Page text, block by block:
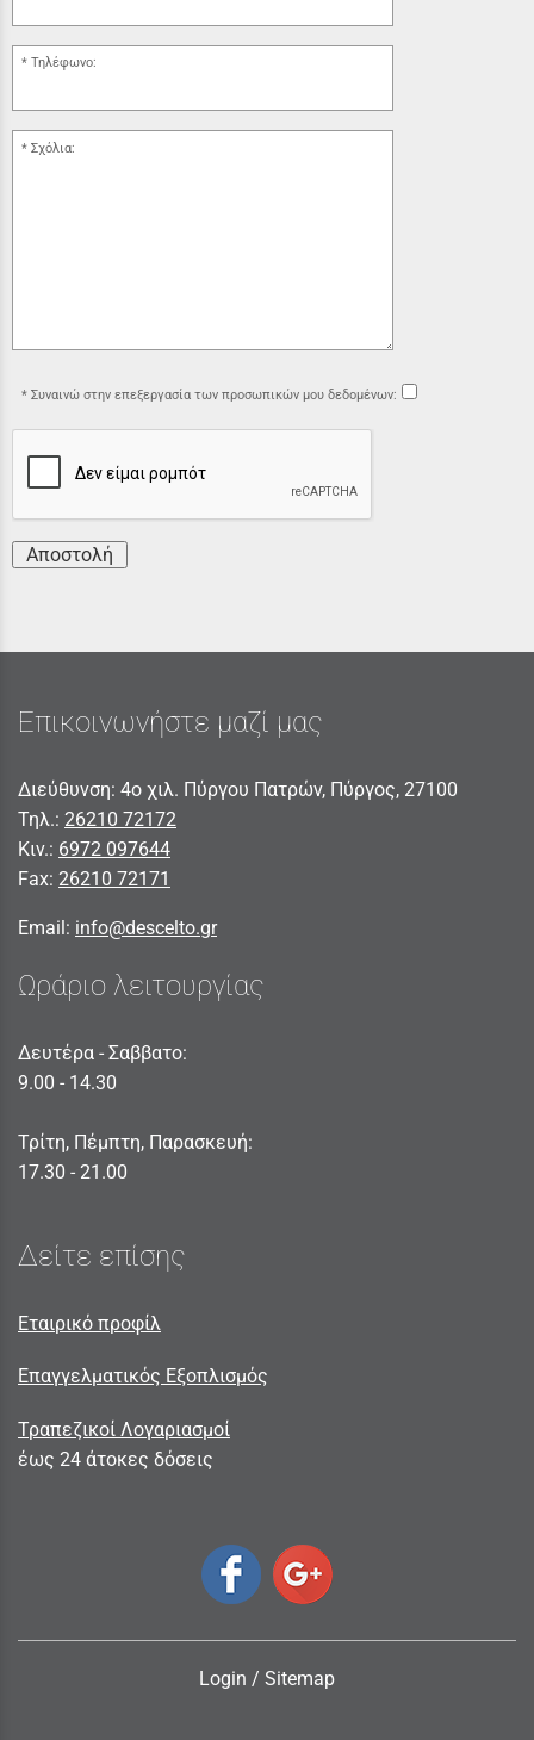
Τηλέφωνο:
Σχόλια:
Συναινώ στην επεξεργασία των προσωπικών μου δεδομένων:
Αποστολή
Επικοινωνήστε μαζί μας
Διεύθυνση: 4ο χιλ. Πύργου Πατρών, Πύργος, 27100
Τηλ.: 26210 72172
Κιν.: 6972 097644
Fax: 26210 72171
Email: info@descelto.gr
Ωράριο λειτουργίας
Δευτέρα - Σαββατο:
9.00 - 14.30
Τρίτη, Πέμπτη, Παρασκευή:
17.30 - 21.00
Δείτε επίσης
Εταιρικό προφίλ
Επαγγελματικός Εξοπλισμός
Τραπεζικοί Λογαριασμοί
έως 24 άτοκες δόσεις
Login / Sitemap